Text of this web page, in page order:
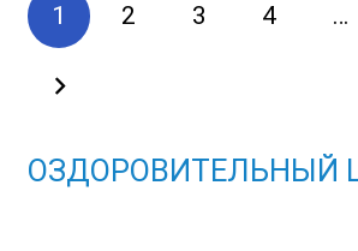
1 2 3 4 …
ОЗДОРОВИТЕЛЬНЫЙ